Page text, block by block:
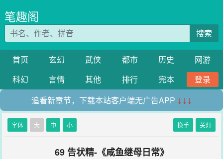
笔趣阁
搜索
首页 玄幻 武侠 都市 历史
网游
科幻
言情 其他 排行 完本
登录
追看新章节，下载本站客户端无广告APP ↓↓↓
字体 大 中 小 换手 关灯
69 告状精-《咸鱼继母日常》